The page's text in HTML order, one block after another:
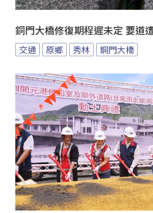
銅門大橋修復期程遲未定 要道
交通 原鄉 秀林 銅門大橋